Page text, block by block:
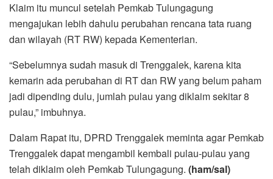
Klaim itu muncul setelah Pemkab Tulungagung
mengajukan lebih dahulu perubahan rencana tata ruang
dan wilayah (RT RW) kepada Kementerian.
“Sebelumnya sudah masuk di Trenggalek, karena kita
kemarin ada perubahan di RT dan RW yang belum paham
jadi dipending dulu, jumlah pulau yang diklaim sekitar 8
pulau,” imbuhnya.
Dalam Rapat itu, DPRD Trenggalek meminta agar Pemkab
Trenggalek dapat mengambil kembali pulau-pulau yang
telah diklaim oleh Pemkab Tulungagung. (ham/sal)